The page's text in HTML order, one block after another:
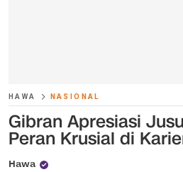
HAWA NASIONAL
Gibran Apresiasi
Peran Krusial di
Hawa